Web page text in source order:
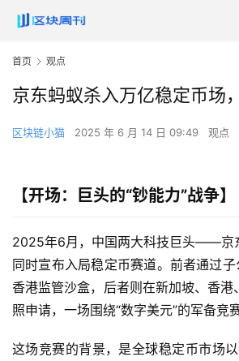
首页 观点
京东蚂蚁杀入万亿稳定币场
区块链小猫 2025 年 6 月 14 日 09:49 观点
【开场：巨头的“钞能力”战争】​
2025年6月，中国两大科技巨头——京
同时宣布入局稳定币赛道。前者通过子
香港监管沙盒，后者则在新加坡、香
照申请，一场围绕“数字美元”的军备竞
这场竞赛的背景，是全球稳定币市场